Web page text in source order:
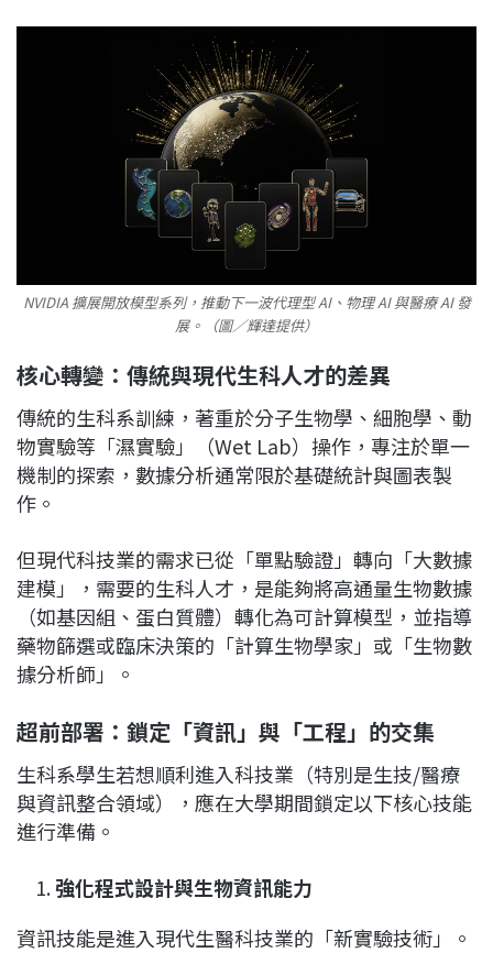
NVIDIA 擴展開放模型系列，推動下一波代理型 AI、物理 AI 與醫療 AI 發
展。（圖／輝達提供）
核心轉變：傳統與現代生科人才的差異
傳統的生科系訓練，著重於分子生物學、細胞學、動
物實驗等「濕實驗」（Wet Lab）操作，專注於單一
機制的探索，數據分析通常限於基礎統計與圖表製
作。
但現代科技業的需求已從「單點驗證」轉向「大數據
建模」，需要的生科人才，是能夠將高通量生物數據
（如基因組、蛋白質體）轉化為可計算模型，並指導
藥物篩選或臨床決策的「計算生物學家」或「生物數
據分析師」。
超前部署：鎖定「資訊」與「工程」的交集
生科系學生若想順利進入科技業（特別是生技/醫療
與資訊整合領域），應在大學期間鎖定以下核心技能
進行準備。
強化程式設計與生物資訊能力
資訊技能是進入現代生醫科技業的「新實驗技術」。